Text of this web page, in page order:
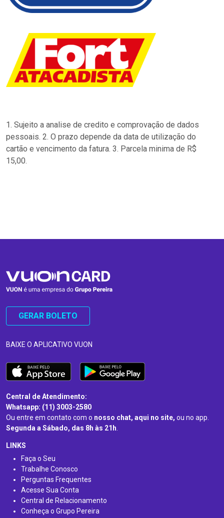
1. Sujeito a analise de credito e comprovação de dados
pessoais. 2. O prazo depende da data de utilização do
cartão e vencimento da fatura. 3. Parcela minima de R$
15,00.
GERAR BOLETO
BAIXE O APLICATIVO VUON
Central de Atendimento:
Whatsapp: (11) 3003-2580
Ou entre em contato com o nosso chat, aqui no site, ou no app.
Segunda a Sábado, das 8h às 21h.
LINKS
Faça o Seu
Trabalhe Conosco
Perguntas Frequentes
Acesse Sua Conta
Central de Relacionamento
Conheça o Grupo Pereira